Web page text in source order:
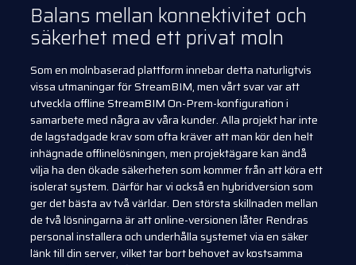
Balans mellan konnektivitet och
säkerhet med ett privat moln
Som en molnbaserad plattform innebar detta naturligtvis
vissa utmaningar för StreamBIM, men vårt svar var att
utveckla offline StreamBIM On-Prem-konfiguration i
samarbete med några av våra kunder. Alla projekt har inte
de lagstadgade krav som ofta kräver att man kör den helt
inhägnade offlinelösningen, men projektägare kan ändå
vilja ha den ökade säkerheten som kommer från att köra ett
isolerat system. Därför har vi också en hybridversion som
ger det bästa av två världar. Den största skillnaden mellan
de två lösningarna är att online-versionen låter Rendras
personal installera och underhålla systemet via en säker
länk till din server, vilket tar bort behovet av kostsamma